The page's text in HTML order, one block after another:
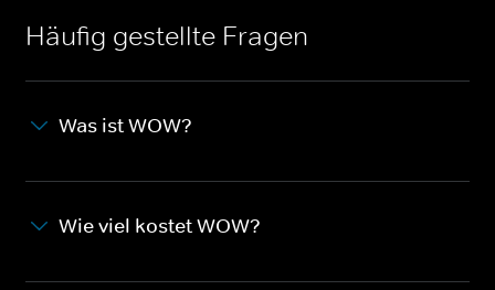
Häufig gestellte Fragen
Was ist WOW?
Wie viel kostet WOW?